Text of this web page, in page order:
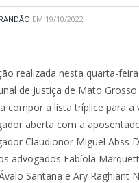
EM 19/10/2022
realizada nesta quarta-
de Justiça de Mato
compor a lista tríplice para a
aberta com a
Claudionor Miguel Abss
advogados Fabíola
Santana e Ary Raghiant